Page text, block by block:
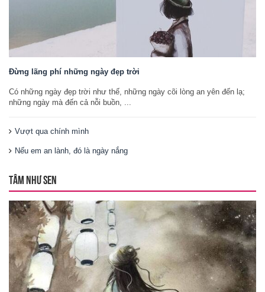
Đừng lãng phí những ngày đẹp trời
Có những ngày đẹp trời như thế, những ngày cõi lòng an yên đến lạ;
những ngày mà đến cả nỗi buồn, ...
Vượt qua chính mình
Nếu em an lành, đó là ngày nắng
TÂM NHƯ SEN